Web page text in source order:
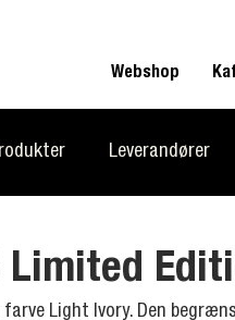
Webshop
Leverandører
Limited
Light Ivory. Den